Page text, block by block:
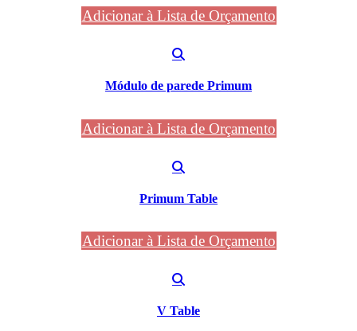
Adicionar à Lista de Orçamento
Módulo de parede Primum
Adicionar à Lista de Orçamento
Primum Table
Adicionar à Lista de Orçamento
V Table